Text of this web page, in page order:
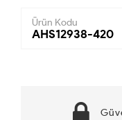
Ürün Kodu
AHS12938-420